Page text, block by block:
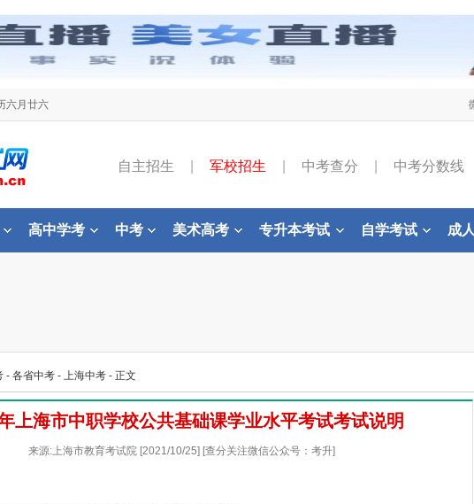
六月廿六
自主招生 军校招生 中考查分 中考分数线
高中学考 中考 美术高考 专升本考试 自学考试 成
- 各省中考 - 上海中考 - 正文
上海市中职学校公共基础课学业水平考试考试说明
来源:上海市教育考试院 [2021/10/25] [查分关注微信公众号：考升]